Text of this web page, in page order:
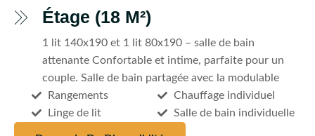
Étage (18 M²)
1 lit 140x190 et 1 lit 80x190 – salle de bain
attenante Confortable et intime, parfaite pour un
couple. Salle de bain partagée avec la modulable
Rangements
Linge de lit
Chauffage individuel
Salle de bain individuelle